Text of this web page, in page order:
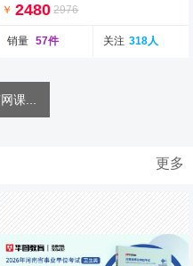
￥ 2480 2976
销量 57件 关注 318人
课...
更多